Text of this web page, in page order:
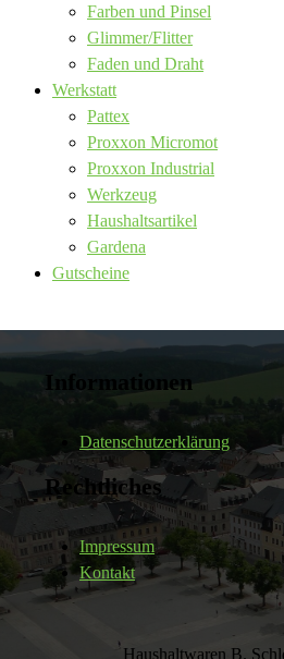
Farben und Pinsel
Glimmer/Flitter
Faden und Draht
Werkstatt
Pattex
Proxxon Micromot
Proxxon Industrial
Werkzeug
Haushaltsartikel
Gardena
Gutscheine
Informationen
Datenschutzerklärung
Rechtliches
Impressum
Kontakt
Haushaltwaren B.